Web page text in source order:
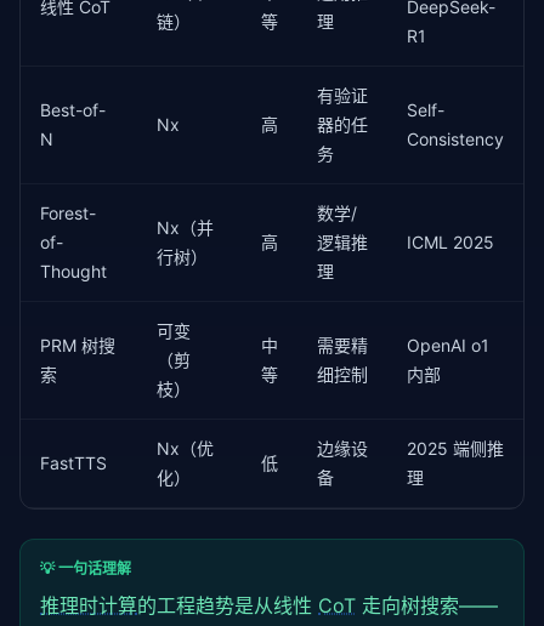
线性 CoT
链）
等
理
DeepSeek-
R1
Best-of-
N
Nx 高
有验证
器的任
务
Self-
Consistency
Forest-
of-
Thought
Nx（并
行树）
高
数学/
逻辑推
理
ICML 2025
PRM 树搜
索
可变
（剪
枝）
中
等
需要精
细控制
OpenAI o1
内部
FastTTS
Nx（优
化）
低
边缘设
备
2025 端侧推
理
💡 一句话理解
推理时计算的工程趋势是从线性 CoT 走向树搜索——